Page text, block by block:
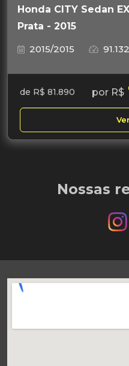
Honda CITY Sedan
Prata - 2015
2015/2015
de R$ 81.890 por R$
Nossas